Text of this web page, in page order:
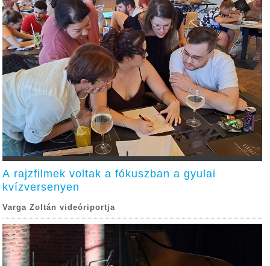
A rajzfilmek voltak a fókuszban a gyulai
kvízversenyen
Varga Zoltán videóriportja